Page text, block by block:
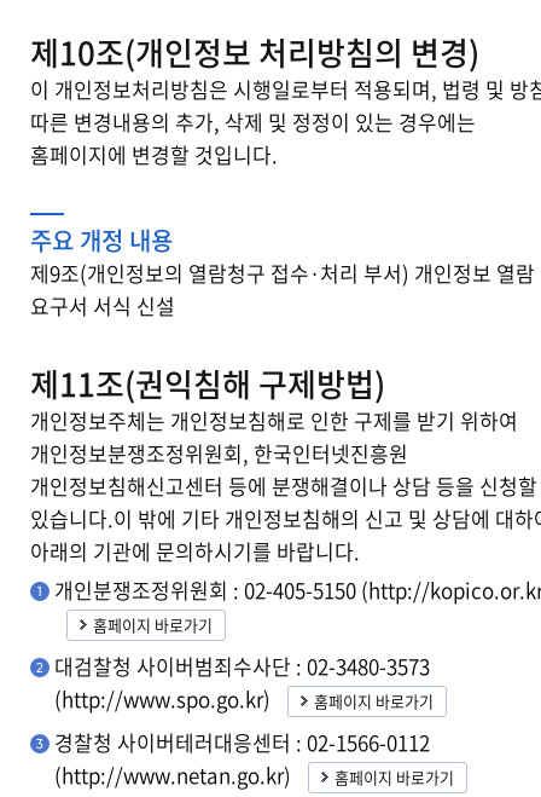
제10조(개인정보 처리방침의 변경)
이 개인정보처리방침은 시행일로부터 적용되며, 법령 및 방
따른 변경내용의 추가, 삭제 및 정정이 있는 경우에는
홈페이지에 변경할 것입니다.
주요 개정 내용
제9조(개인정보의 열람청구 접수·처리 부서) 개인정보 열람
요구서 서식 신설
제11조(권익침해 구제방법)
개인정보주체는 개인정보침해로 인한 구제를 받기 위하여
개인정보분쟁조정위원회, 한국인터넷진흥원
개인정보침해신고센터 등에 분쟁해결이나 상담 등을 신청
있습니다.이 밖에 기타 개인정보침해의 신고 및 상담에 대하
아래의 기관에 문의하시기를 바랍니다.
개인분쟁조정위원회 : 02-405-5150 (http://
홈페이지 바로가기
대검찰청 사이버범죄수사단 : 02-3480-3573
(http://www.spo.go.kr)
홈페이지 바로가기
경찰청 사이버테러대응센터 : 02-1566-0112
(http://www.netan.go.kr)
홈페이지 바로가기